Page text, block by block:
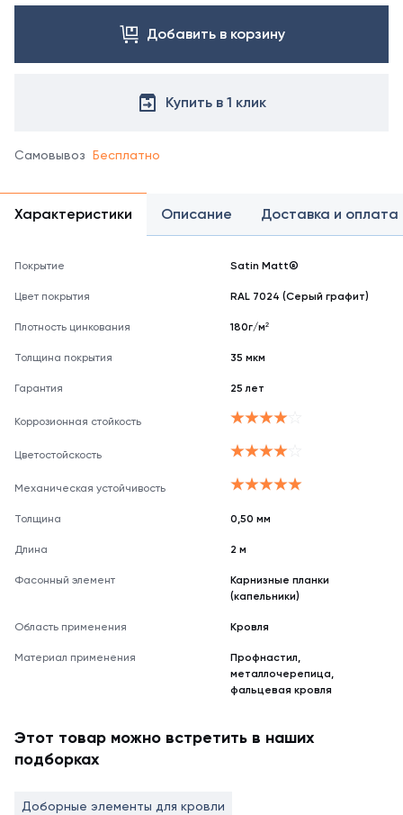
менеджером.
можно
Добавить в корзину
Купить в 1 клик
Самовывоз Бесплатно
Характеристики Описание Доставка и оплата
Покрытие Satin Matt®
Цвет покрытия RAL 7024 (Серый графит)
Плотность цинкования 180г/м²
Толщина покрытия 35 мкм
Гарантия 25 лет
Коррозионная стойкость
Цветостойскость
Механическая устойчивость
Толщина 0,50 мм
Длина 2 м
Фасонный элемент
Карнизные планки
(капельники)
Область применения Кровля
Материал применения
Профнастил,
металлочерепица,
фальцевая кровля
Этот товар можно встретить в наших
подборках
Доборные элементы для кровли